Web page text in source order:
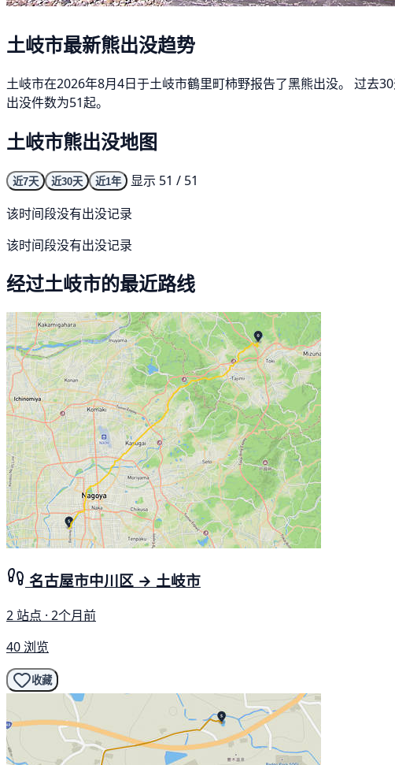
土岐市最新熊出没趋势
土岐市在2026年8月4日于土岐市鶴里町柿野报告了黑熊出没。 过去
出没件数为51起。
土岐市熊出没地图
近7天 近30天 近1年
显示 51 / 51
该时间段没有出没记录
该时间段没有出没记录
经过土岐市的最近路线
名古屋市中川区 → 土岐市
2 站点 · 2个月前
40 浏览
收藏